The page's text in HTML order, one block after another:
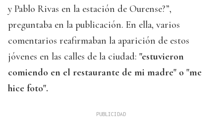
y Pablo Rivas en la estación de Ourense?”,
preguntaba en la publicación. En ella, varios
comentarios reafirmaban la aparición de estos
jóvenes en las calles de la ciudad: "estuvieron
comiendo en el restaurante de mi madre" o "me
hice foto".